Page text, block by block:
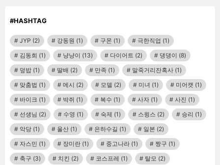
#HASHTAG
JYP (2) 강동원 (1) 구몬 (1) 극한직업 (1)
김동희 (1) 냥냥이 (13) 다이어트 (2) 댕댕이 (8)
덮밥 (1) 딸배 (2) 만족 (1) 말죽거리잔혹사 (1)
맞춤법 (1) 메시 (2) 모델 (2) 미녀 (1) 미어캣 (1)
바이크 (1) 박쥐 (1) 복수 (1) 사자 (1) 사진 (1)
선생님 (2) 수영 (1) 숙제 (1) 스윙스 (2) 승리 (1)
악당 (1) 울산 (1) 은하수길 (1) 일본 (2)
자스민 (1) 장미란 (1) 중고나라 (1) 짱구 (1)
축구 (3) 치킨 (2) 코스프레 (1) 탈모 (2)